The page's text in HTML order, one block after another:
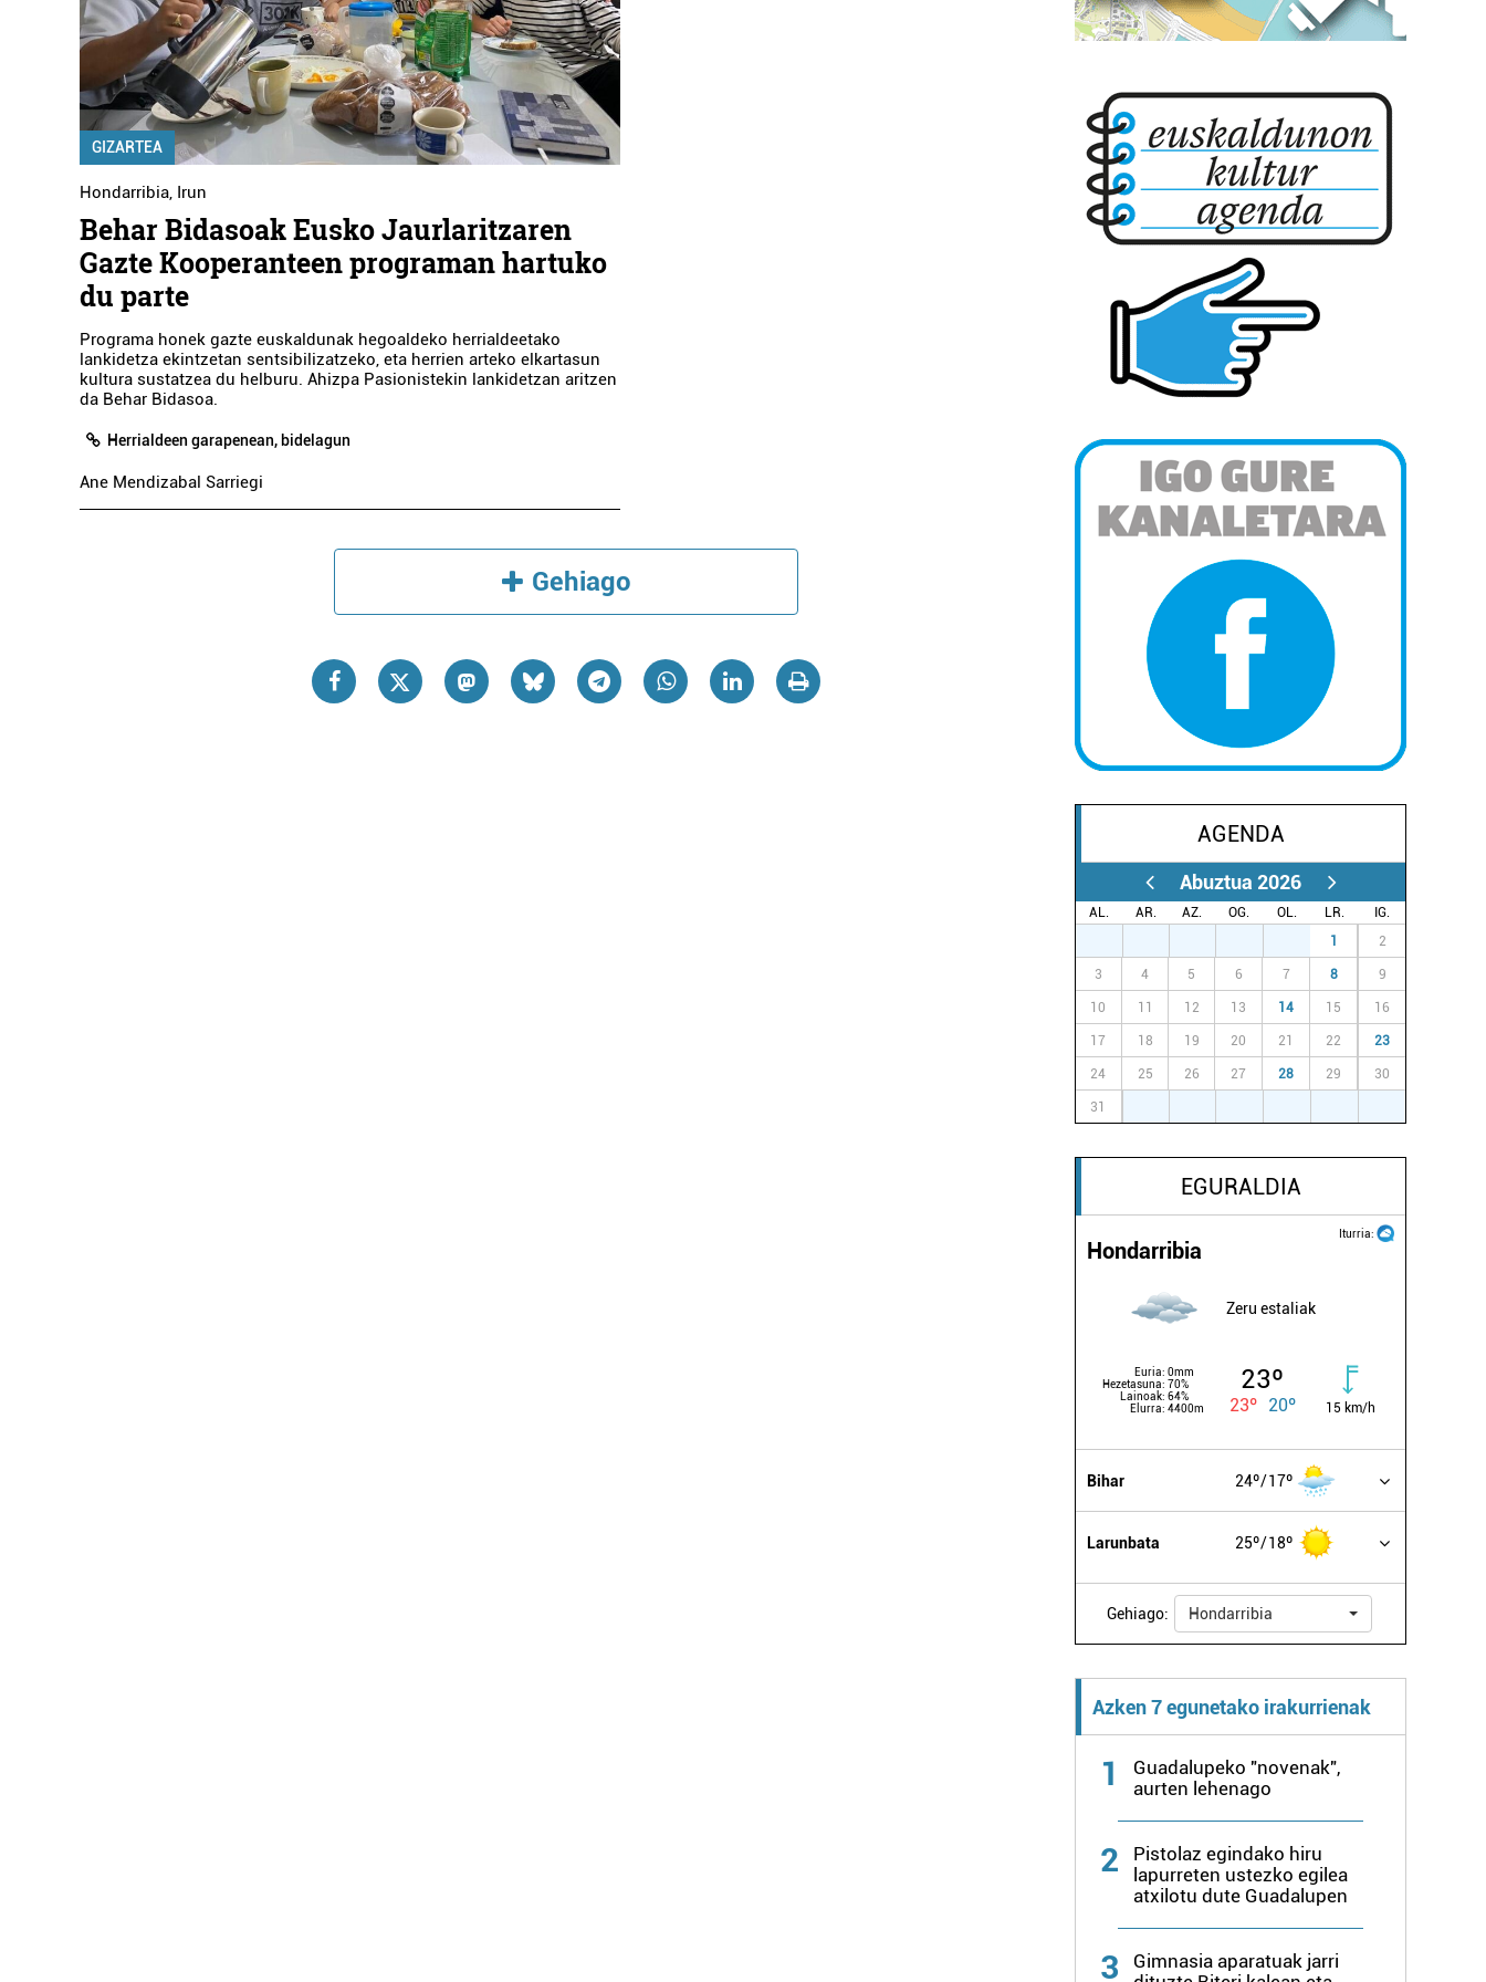
GIZARTEA
Hondarribia, Irun
Behar Bidasoak Eusko Jaurlaritzaren
Gazte Kooperanteen programan hartuko
du parte
Programa honek gazte euskaldunak hegoaldeko herrialdeetako
lankidetza ekintzetan sentsibilizatzeko, eta herrien arteko elkartasun
kultura sustatzea du helburu. Ahizpa Pasionistekin lankidetzan aritzen
da Behar Bidasoa.
Herrialdeen garapenean, bidelagun
Ane Mendizabal Sarriegi
Gehiago
AGENDA
Abuztua 2026
AL. AR. AZ. OG. OL. LR.
IG.
1 2
3 4 5 6 7 8 9
10 11 12 13 14 15 16
17 18 19 20 21 22 23
24 25 26 27 28 29 30
31
EGURALDIA
Iturria:
Hondarribia
Zeru estaliak
Euria: 0mm
Hezetasuna: 70%
Lainoak: 64%
Elurra: 4400m
23º
23º 20º 15 km/h
Bihar 24º 17º
Larunbata 25º 18º
Gehiago: Hondarribia
Azken 7 egunetako irakurrienak
1
Guadalupeko "novenak",
aurten lehenago
2
Pistolaz egindako hiru
lapurreten ustezko egilea
atxilotu dute Guadalupen
3
Gimnasia aparatuak jarri